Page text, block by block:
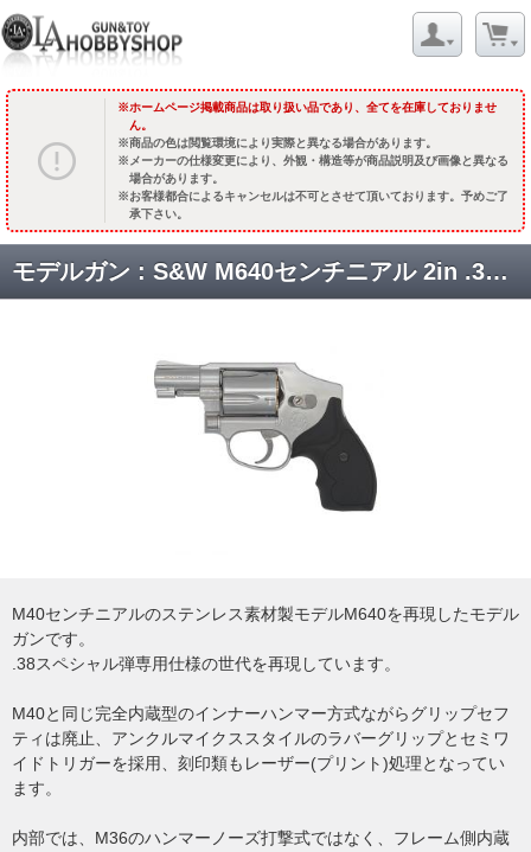
ホームページ掲載商品は取り扱い品であり、全てを在庫しておりませ
ん。
商品の色は閲覧環境により実際と異なる場合があります。
メーカーの仕様変更により、外観・構造等が商品説明及び画像と異なる
場合があります。
お客様都合によるキャンセルは不可とさせて頂いております。予めご了
承下さい。
モデルガン : S&W M640センチニアル 2in .38スペシャル ステンレスフィニッシュ バージョン2 [取寄]
M40センチニアルのステンレス素材製モデルM640を再現したモデル
ガンです。
.38スペシャル弾専用仕様の世代を再現しています。
M40と同じ完全内蔵型のインナーハンマー方式ながらグリップセフ
ティは廃止、アンクルマイクススタイルのラバーグリップとセミワ
イドトリガーを採用、刻印類もレーザー(プリント)処理となってい
ます。
内部では、M36のハンマーノーズ打撃式ではなく、フレーム側内蔵